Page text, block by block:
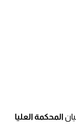
المحكمة العليا